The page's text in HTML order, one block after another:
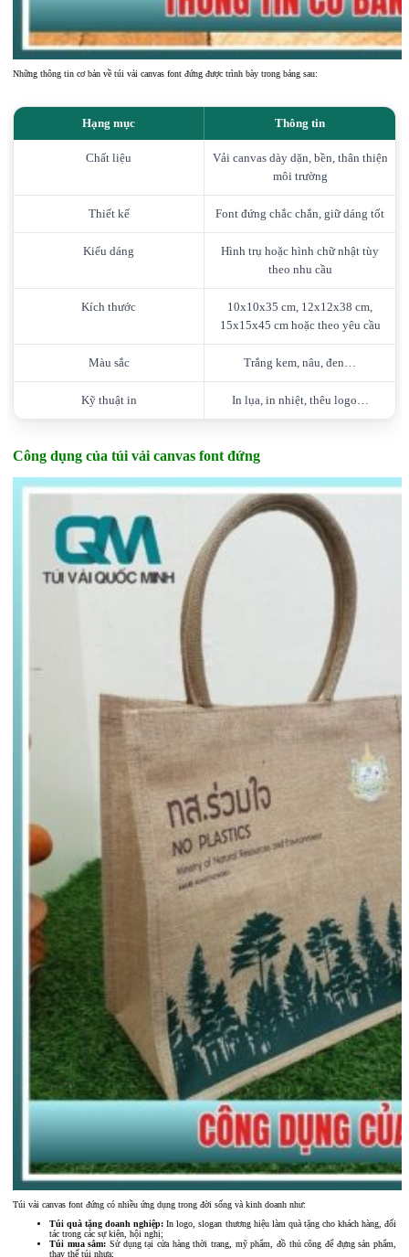
Những thông tin cơ bản về túi vải canvas font đứng được trình bày trong bảng sau:
Hạng mục Thông tin
Chất liệu
Vải canvas dày dặn, bền, thân thiện
môi trường
Thiết kế Font đứng chắc chắn, giữ dáng tốt
Kiểu dáng
Hình trụ hoặc hình chữ nhật tùy
theo nhu cầu
Kích thước
10x10x35 cm, 12x12x38 cm,
15x15x45 cm hoặc theo yêu cầu
Màu sắc Trắng kem, nâu, đen…
Kỹ thuật in In lụa, in nhiệt, thêu logo…
Công dụng của túi vải canvas font đứng
Túi vải canvas font đứng có nhiều ứng dụng trong đời sống và kinh doanh như:
Túi quà tặng doanh nghiệp: In logo, slogan thương hiệu làm quà tặng cho khách hàng, đối
tác trong các sự kiện, hội nghị;
Túi mua sắm: Sử dụng tại cửa hàng thời trang, mỹ phẩm, đồ thủ công để đựng sản phẩm,
thay thế túi nhựa;